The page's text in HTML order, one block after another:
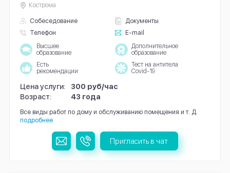
Собеседование
Документы
Телефон
E-mail
Кострома
Высшее
образование
Дополнительное
образование
Есть
рекомендации
Тест на антитела
Covid-19
Цена услуги:
300 руб/час
Возраст:
43 года
Все виды работ по дому и обслуживанию помещения и т. Д.
подробнее
Пригласить в чат